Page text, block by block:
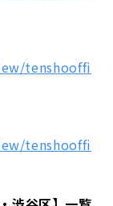
tenshooffi
tenshooffi